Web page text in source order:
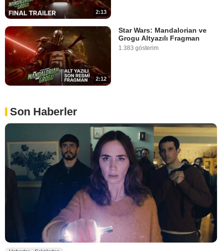
2:13
2:12
Star Wars: Mandalorian ve
Grogu Altyazılı Fragman
1.383 gösterim
Son Haberler